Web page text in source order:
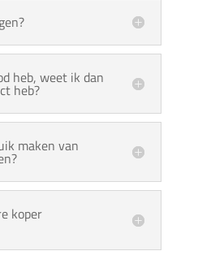
heb, weet ik dan
heb?
maken van
koper